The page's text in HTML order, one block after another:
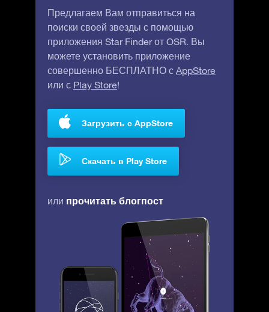
Предлагаем Вам отправиться на
поиски своей звезды с помощью
приложения Star Finder от OSR. Вы
можете установить приложение
совершенно БЕСПЛАТНО с AppStore
или с Play Store!
Загрузить с AppStore
Скачать в Play Store
или прочитать блогпост